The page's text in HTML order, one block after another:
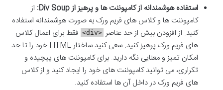
استفاده هوشمندانه از کامپوننت ها و پرهیز از Div Soup:
از
کامپوننت ها و کلاس های فریم ورک به صورت هوشمندانه استفاده
کنید. از افزودن بیش از حد عناصر <div>
فقط برای اعمال کلاس
های فریم ورک پرهیز کنید. سعی کنید ساختار HTML خود را تا حد
امکان تمیز و معنایی نگه دارید. برای کامپوننت های پیچیده و
تکراری، می توانید کامپوننت های خود را ایجاد کنید و از کلاس
های فریم ورک در داخل آن ها استفاده کنید.